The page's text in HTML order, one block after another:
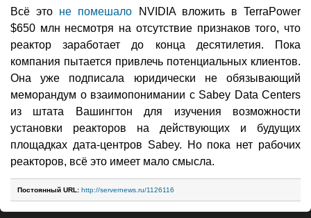
Всё это не помешало NVIDIA вложить в TerraPower
$650 млн несмотря на отсутствие признаков того, что
реактор заработает до конца десятилетия. Пока
компания пытается привлечь потенциальных клиентов.
Она уже подписала юридически не обязывающий
меморандум о взаимопонимании с Sabey Data Centers
из штата Вашингтон для изучения возможности
установки реакторов на действующих и будущих
площадках дата-центров Sabey. Но пока нет рабочих
реакторов, всё это имеет мало смысла.
Постоянный URL: http://servernews.ru/1126116